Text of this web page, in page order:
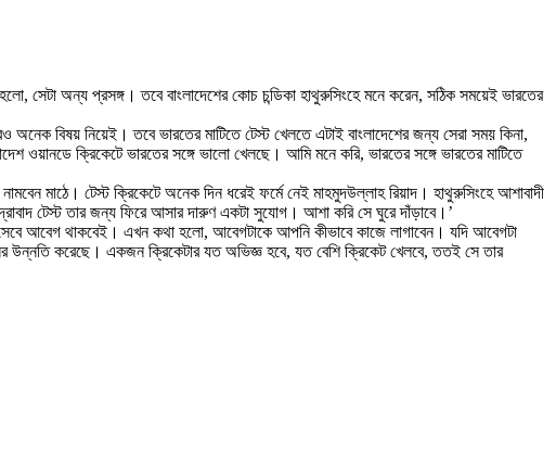
সেটা অন্য প্রসঙ্গ। তবে বাংলাদেশের কোচ চন্ডিকা হাথুরুসিংহে মনে করেন, সঠিক সময়েই ভারতের
অনেক বিষয় নিয়েই। তবে ভারতের মাটিতে টেস্ট খেলতে এটাই বাংলাদেশের জন্য সেরা সময় কিনা,
ওয়ানডে ক্রিকেটে ভারতের সঙ্গে ভালো খেলছে। আমি মনে করি, ভারতের সঙ্গে ভারতের মাটিতে
মাঠে। টেস্ট ক্রিকেটে অনেক দিন ধরেই ফর্মে নেই মাহমুদউল্লাহ রিয়াদ। হাথুরুসিংহে আশাবাদী
টেস্ট তার জন্য ফিরে আসার দারুণ একটা সুযোগ। আশা করি সে ঘুরে দাঁড়াবে।’
আবেগ থাকবেই। এখন কথা হলো, আবেগটাকে আপনি কীভাবে কাজে লাগাবেন। যদি আবেগটা
উন্নতি করেছে। একজন ক্রিকেটার যত অভিজ্ঞ হবে, যত বেশি ক্রিকেট খেলবে, ততই সে তার